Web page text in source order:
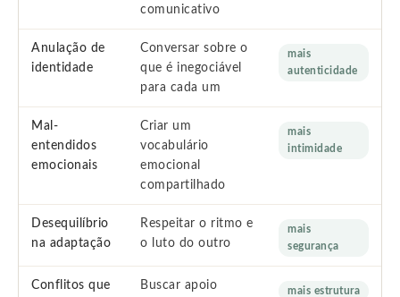
comunicativo
Anulação de
identidade
Conversar sobre o
que é inegociável
para cada um
mais
autenticidade
Mal-
entendidos
emocionais
Criar um
vocabulário
emocional
compartilhado
mais
intimidade
Desequilíbrio
na adaptação
Respeitar o ritmo e
o luto do outro
mais
segurança
Conflitos que
Buscar apoio
mais estrutura